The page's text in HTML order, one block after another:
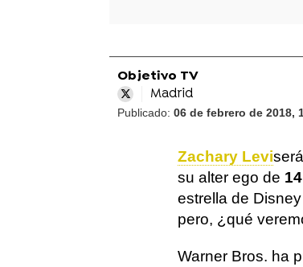
Objetivo TV
Madrid
Publicado: 06 de febrero de 2018,
Zachary Levi
su alter ego de
estrella de
pero, ¿qué
Warner Bros. ha